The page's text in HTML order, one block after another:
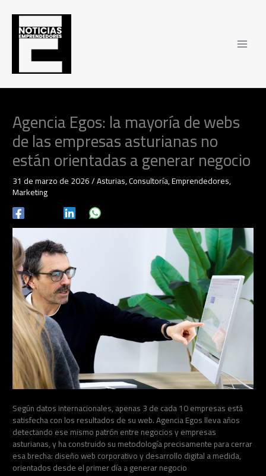
contenido
Agencia Egos: la mayoría de webs
de las empresas asturianas no
están orientadas a generar negocio
31 de marzo de 2026/Asturias,Consultoría,Emprendedores,
Marketing
Según datos internacionales, apenas 3 de cada 10 empresas está
satisfecha con los resultados de su web. Agencia Egos lleva años
detectando ese mismo patrón entre negocios y empresas
asturianas, y ha construido su metodología precisamente para cerrar
esa brecha: diseño web corporativo y desarrollo digital a medida,
orientados desde el primer día a generar negocio